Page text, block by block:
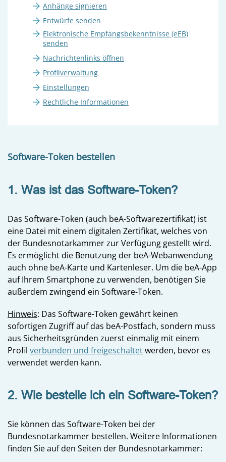
Anhänge signieren
Entwürfe senden
Elektronische Empfangsbekenntnisse (eEB)
senden
Nachrichtenlinks öffnen
Profilverwaltung
Einstellungen
Rechtliche Informationen
Software-Token bestellen
1. Was ist das Software-Token?
Das Software-Token (auch beA-Softwarezertifikat) ist
eine Datei mit einem digitalen Zertifikat, welches von
der Bundesnotarkammer zur Verfügung gestellt wird.
Es ermöglicht die Benutzung der beA-Webanwendung
auch ohne beA-Karte und Kartenleser. Um die beA-App
auf Ihrem Smartphone zu verwenden, benötigen Sie
außerdem zwingend ein Software-Token.
Hinweis: Das Software-Token gewährt keinen
sofortigen Zugriff auf das beA-Postfach, sondern muss
aus Sicherheitsgründen zuerst einmalig mit einem
Profil verbunden und freigeschaltetwerden, bevor es
verwendet werden kann.
2. Wie bestelle ich ein Software-Token?
Sie können das Software-Token bei der
Bundesnotarkammer bestellen. Weitere Informationen
finden Sie auf den Seiten der Bundesnotarkammer: